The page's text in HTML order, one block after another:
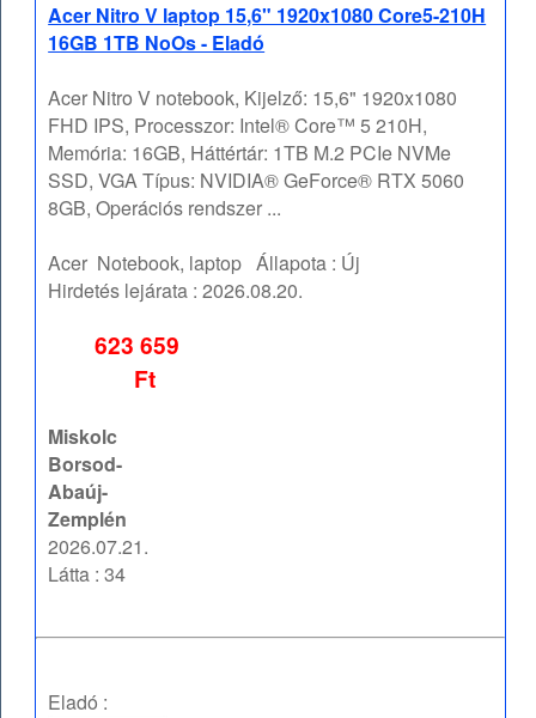
Acer Nitro V laptop 15,6" 1920x1080 Core5-210H
16GB 1TB NoOs - Eladó
Acer Nitro V notebook, Kijelző: 15,6" 1920x1080
FHD IPS, Processzor: Intel® Core™ 5 210H,
Memória: 16GB, Háttértár: 1TB M.2 PCIe NVMe
SSD, VGA Típus: NVIDIA® GeForce® RTX 5060
8GB, Operációs rendszer ...
Acer Notebook, laptop Állapota : Új
Hirdetés lejárata :2026.08.20.
623 659
Ft
Miskolc
Borsod-
Abaúj-
Zemplén
2026.07.21.
Látta : 34
Eladó :